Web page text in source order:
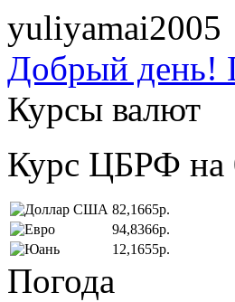
yuliyamai2005
Добрый день!
Курсы валют
Курс ЦБРФ на
82,1665р.
94,8366р.
12,1655р.
Погода